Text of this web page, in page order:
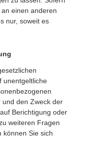
einen anderen
nur, soweit es
unentgeltliche
und den Zweck der
Berichtigung oder
weiteren Fragen
können Sie sich